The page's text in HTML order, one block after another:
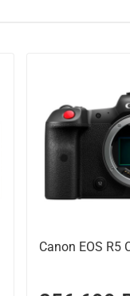
Canon EOS R5